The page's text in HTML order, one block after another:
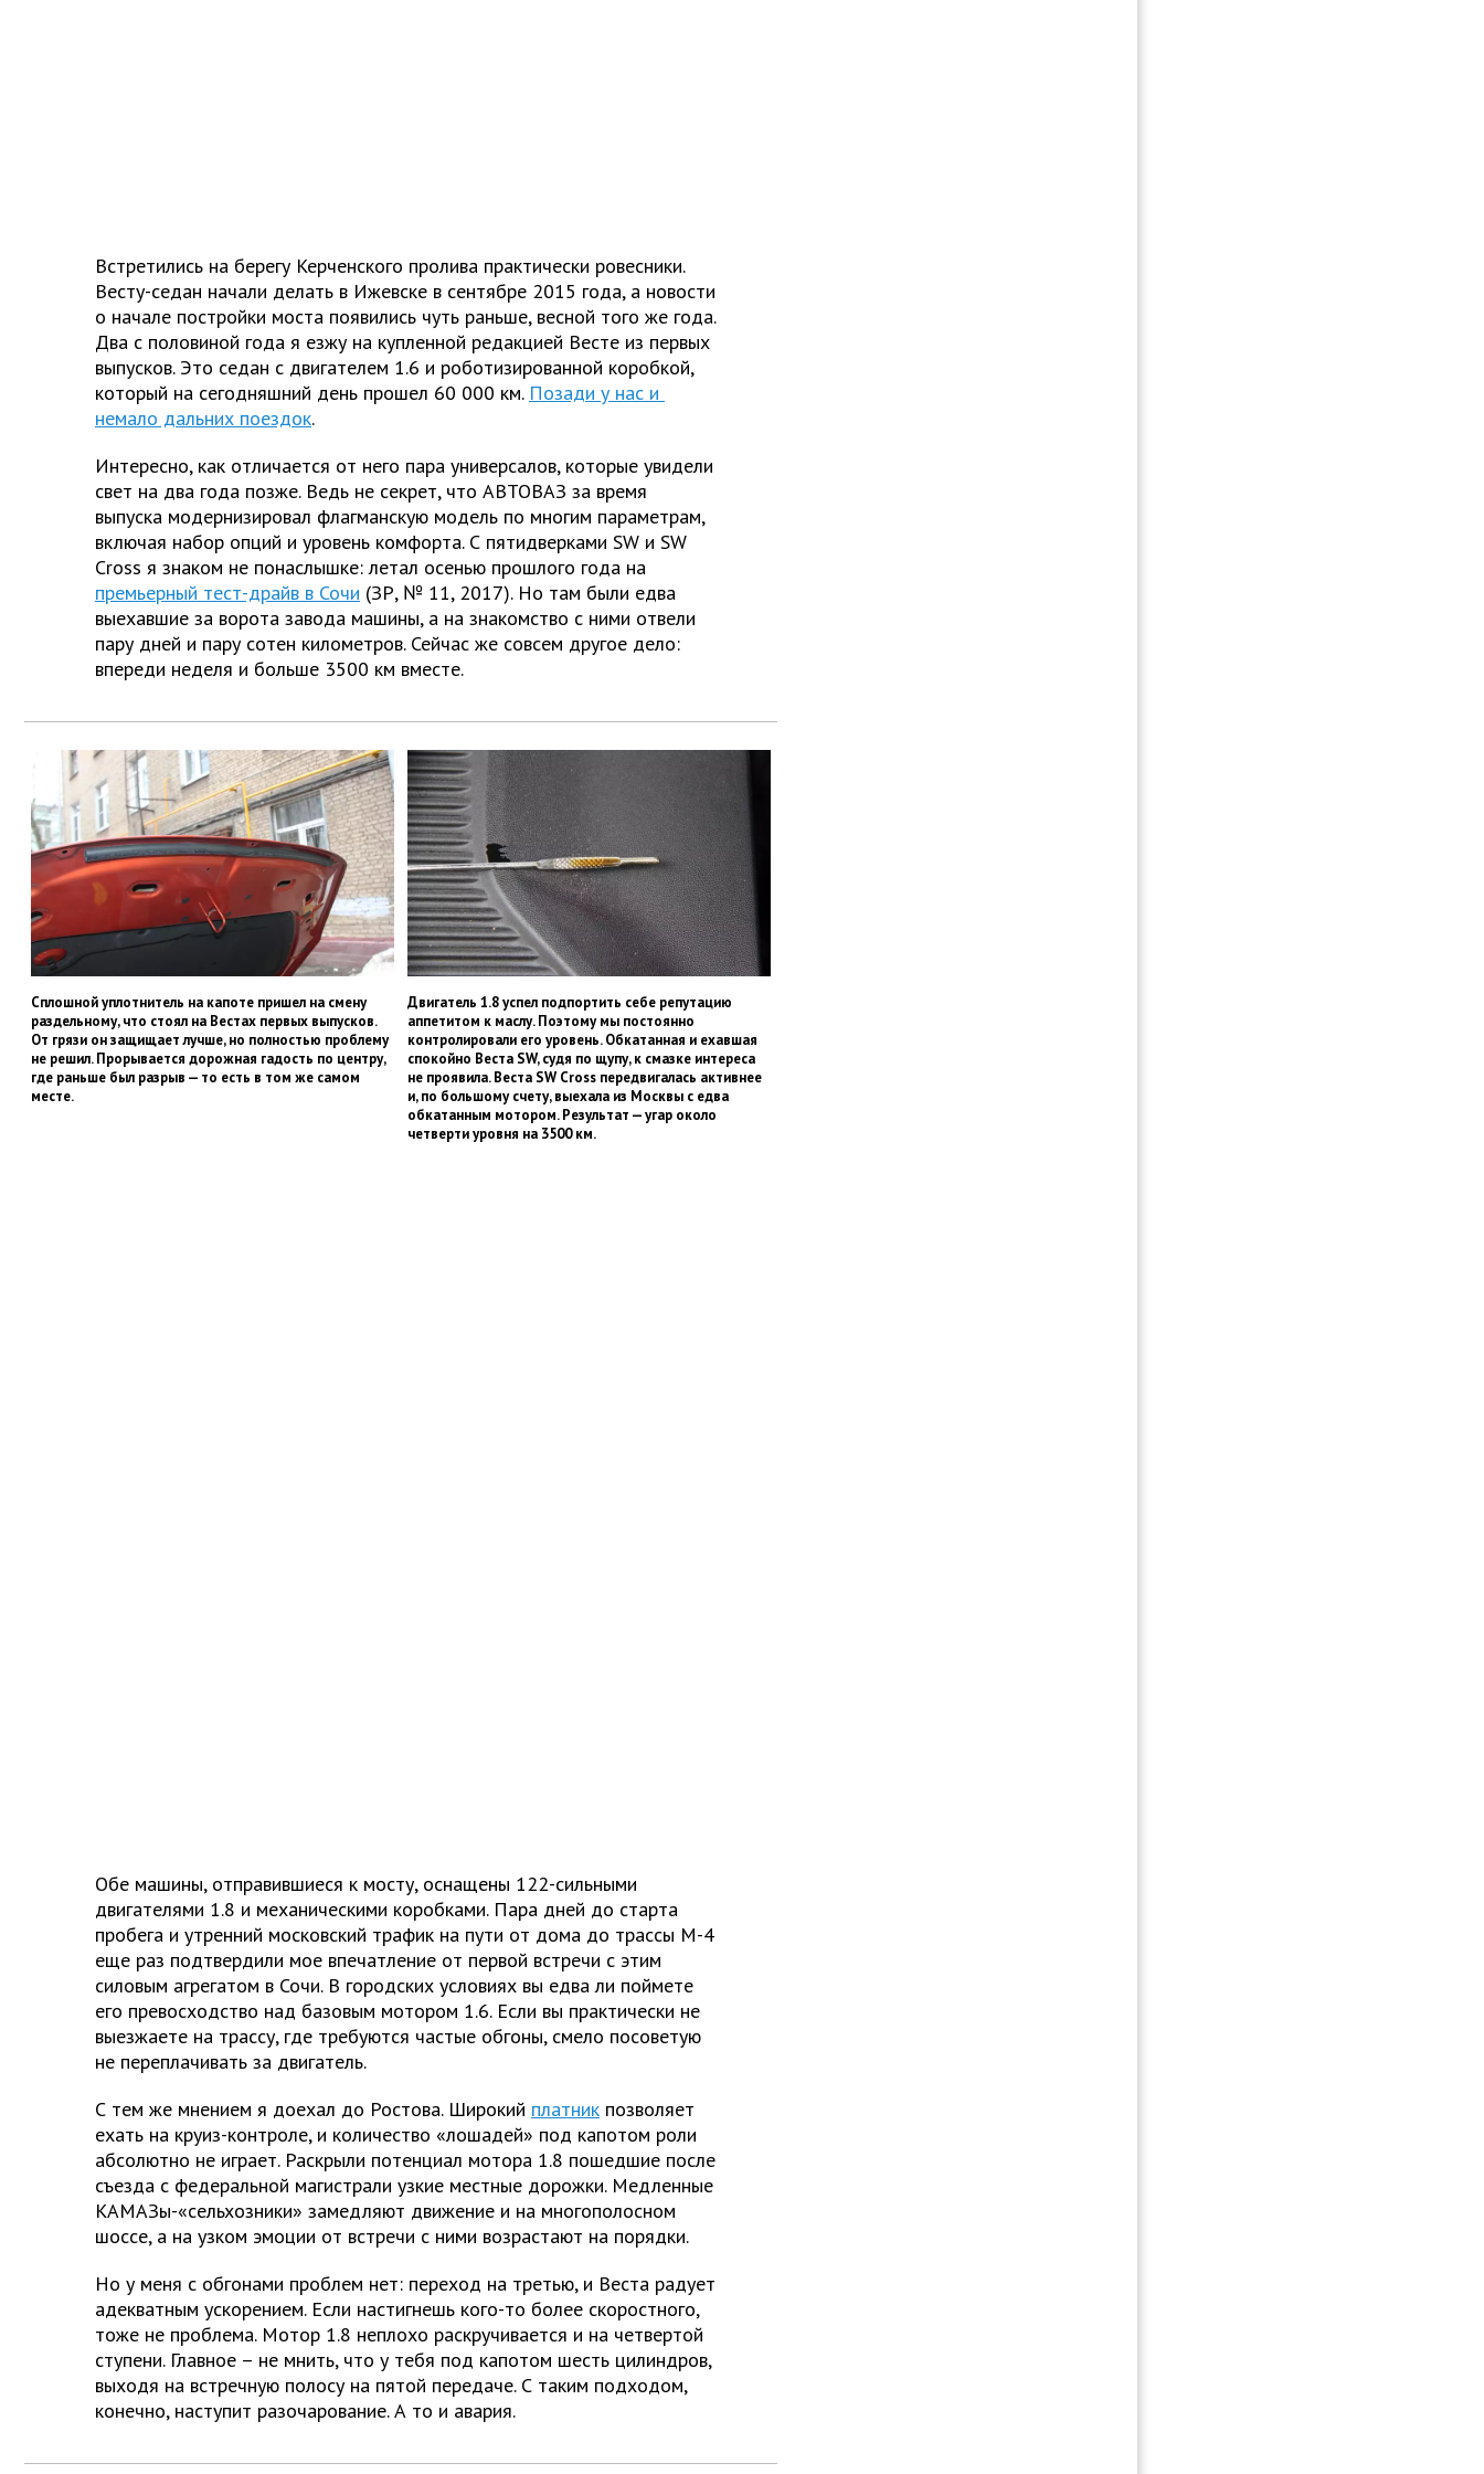
Встретились на берегу Керченского пролива практически ровесники.
Весту-седан начали делать в Ижевске в сентябре 2015 года, а новости
о начале постройки моста появились чуть раньше, весной того же года.
Два с половиной года я езжу на купленной редакцией Весте из первых
выпусков. Это седан с двигателем 1.6 и роботизированной коробкой,
который на сегодняшний день прошел 60 000 км. Позади у нас и
немало дальних поездок.
Интересно, как отличается от него пара универсалов, которые увидели
свет на два года позже. Ведь не секрет, что АВТОВАЗ за время
выпуска модернизировал флагманскую модель по многим параметрам,
включая набор опций и уровень комфорта. С пятидверками SW и SW
Cross я знаком не понаслышке: летал осенью прошлого года на
премьерный тест-драйв в Сочи (ЗР, № 11, 2017). Но там были едва
выехавшие за ворота завода машины, а на знакомство с ними отвели
пару дней и пару сотен километров. Сейчас же совсем другое дело:
впереди неделя и больше 3500 км вместе.
Сплошной уплотнитель на капоте пришел на смену
раздельному, что стоял на Вестах первых выпусков.
От грязи он защищает лучше, но полностью проблему
не решил. Прорывается дорожная гадость по центру,
где раньше был разрыв — то есть в том же самом
месте.
Двигатель 1.8 успел подпортить себе репутацию
аппетитом к маслу. Поэтому мы постоянно
контролировали его уровень. Обкатанная и ехавшая
спокойно Веста SW, судя по щупу, к смазке интереса
не проявила. Веста SW Cross передвигалась активнее
и, по большому счету, выехала из Москвы с едва
обкатанным мотором. Результат — угар около
четверти уровня на 3500 км.
Обе машины, отправившиеся к мосту, оснащены 122-сильными
двигателями 1.8 и механическими коробками. Пара дней до старта
пробега и утренний московский трафик на пути от дома до трассы М-4
еще раз подтвердили мое впечатление от первой встречи с этим
силовым агрегатом в Сочи. В городских условиях вы едва ли поймете
его превосходство над базовым мотором 1.6. Если вы практически не
выезжаете на трассу, где требуются частые обгоны, смело посоветую
не переплачивать за двигатель.
С тем же мнением я доехал до Ростова. Широкий платник позволяет
ехать на круиз-контроле, и количество «лошадей» под капотом роли
абсолютно не играет. Раскрыли потенциал мотора 1.8 пошедшие после
съезда с федеральной магистрали узкие местные дорожки. Медленные
КАМАЗы-«сельхозники» замедляют движение и на многополосном
шоссе, а на узком эмоции от встречи с ними возрастают на порядки.
Но у меня с обгонами проблем нет: переход на третью, и Веста радует
адекватным ускорением. Если настигнешь кого-то более скоростного,
тоже не проблема. Мотор 1.8 неплохо раскручивается и на четвертой
ступени. Главное – не мнить, что у тебя под капотом шесть цилиндров,
выходя на встречную полосу на пятой передаче. С таким подходом,
конечно, наступит разочарование. А то и авария.